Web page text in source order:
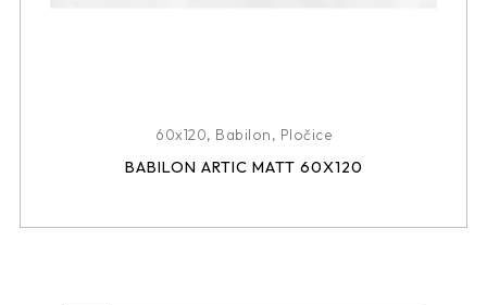
60x120, Babilon, Pločice
BABILON ARTIC MATT 60X120